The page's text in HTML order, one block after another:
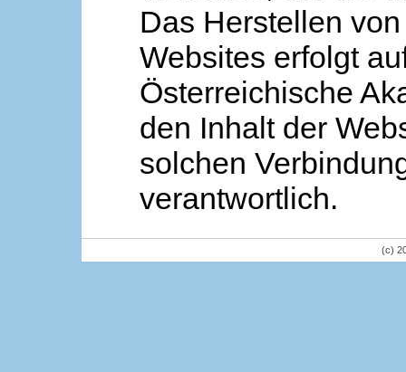
Das Herstellen
Websites erfolgt
Österreichische
den Inhalt der
solchen
verantwortlich.
(c)